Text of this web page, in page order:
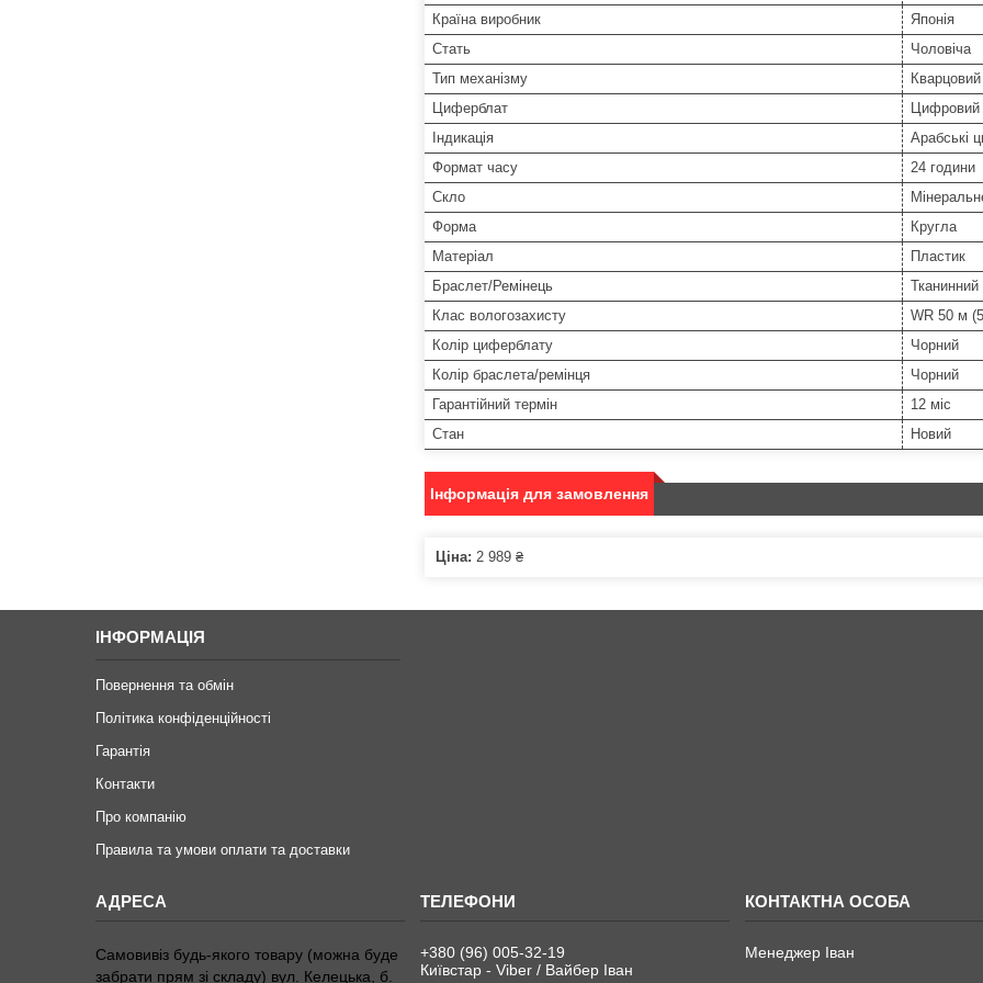
Країна виробник
Японія
Стать
Чоловіча
Тип механізму
Кварцовий
Циферблат
Цифровий
Індикація
Арабські
Формат часу
24 години
Скло
Форма
Кругла
Матеріал
Пластик
Браслет/Ремінець
Тканинний
Клас вологозахисту
WR 50 м
Колір циферблату
Чорний
Колір браслета/ремінця
Чорний
Гарантійний термін
12 міс
Стан
Новий
Інформація для замовлення
Ціна: 2 989 ₴
ІНФОРМАЦІЯ
Повернення та обмін
Політика конфіденційності
Гарантія
Контакти
Про компанію
Правила та умови оплати та доставки
Самовивіз будь-якого товару (можна буде
забрати прям зі складу) вул. Келецька, б.
+380 (96) 005-32-19
Київстар - Viber / Вайбер Іван
Менеджер Іван